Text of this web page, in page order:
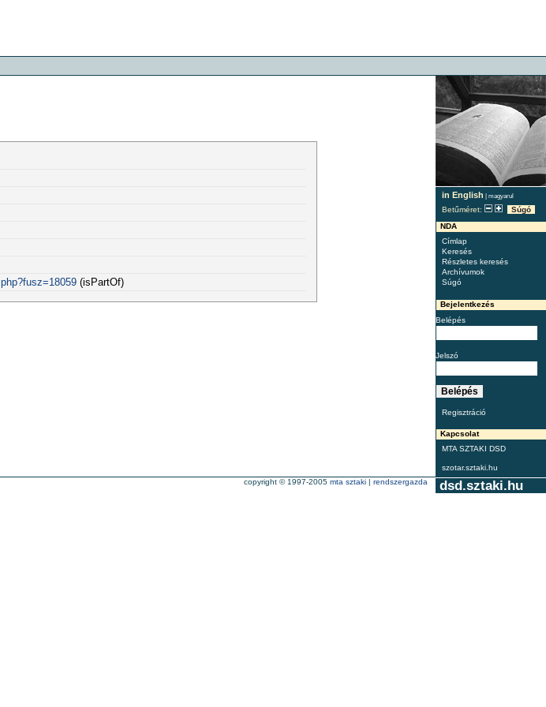
in English | magyarul
Betűméret:
Súgó
NDA
Címlap
Keresés
Részletes keresés
Archívumok
Súgó
Bejelentkezés
Belépés
Jelszó
Regisztráció
Kapcsolat
MTA SZTAKI DSD
szotar.sztaki.hu
(isPartOf)
dsd.sztaki.hu
copyright © 1997-2005 mta sztaki | rendszergazda